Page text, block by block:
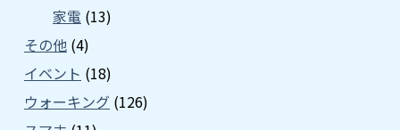
家電 (13)
その他 (4)
イベント (18)
ウォーキング (126)